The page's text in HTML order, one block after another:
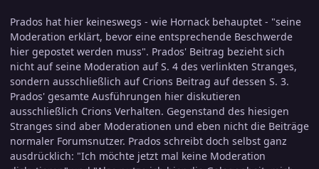
Prados hat hier keineswegs - wie Hornack behauptet - "seine
Moderation erklärt, bevor eine entsprechende Beschwerde
hier gepostet werden muss". Prados' Beitrag bezieht sich
nicht auf seine Moderation auf S. 4 des verlinkten Stranges,
sondern ausschließlich auf Crions Beitrag auf dessen S. 3.
Prados' gesamte Ausführungen hier diskutieren
ausschließlich Crions Verhalten. Gegenstand des hiesigen
Stranges sind aber Moderationen und eben nicht die Beiträge
normaler Forumsnutzer. Prados schreibt doch selbst ganz
ausdrücklich: "Ich möchte jetzt mal keine Moderation